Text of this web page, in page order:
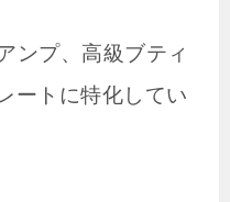
ンプ、高級ブティ
ートに特化してい